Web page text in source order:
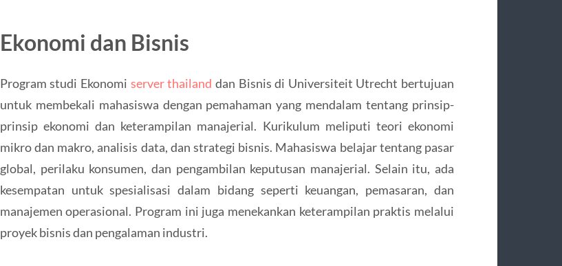
Ekonomi dan Bisnis
Program studi Ekonomi server thailand dan Bisnis di Universiteit Utrecht bertujuan
untuk membekali mahasiswa dengan pemahaman yang mendalam tentang prinsip-
prinsip ekonomi dan keterampilan manajerial. Kurikulum meliputi teori ekonomi
mikro dan makro, analisis data, dan strategi bisnis. Mahasiswa belajar tentang pasar
global, perilaku konsumen, dan pengambilan keputusan manajerial. Selain itu, ada
kesempatan untuk spesialisasi dalam bidang seperti keuangan, pemasaran, dan
manajemen operasional. Program ini juga menekankan keterampilan praktis melalui
proyek bisnis dan pengalaman industri.